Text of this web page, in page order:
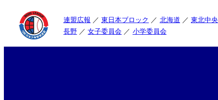
連盟広報 東日本ブロック 北海道 東北中央
長野
女子委員会 小学委員会